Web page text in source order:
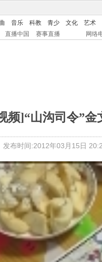
音乐 科教 青少 文化
艺术
直播中国 赛事直播 网络
频]“山沟司令”
发布时间:2012年03月15日